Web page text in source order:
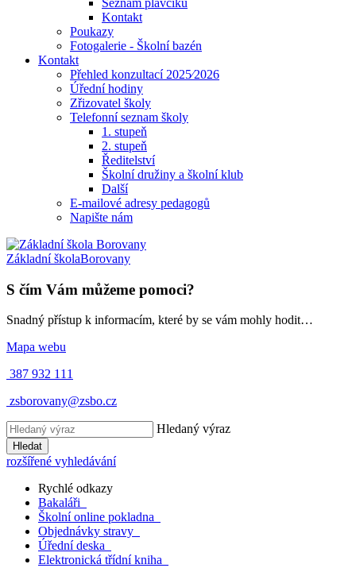
Seznam plavčíků
Kontakt
Poukazy
Fotogalerie - Školní bazén
Kontakt
Přehled konzultací 2025⁄2026
Úřední hodiny
Zřizovatel školy
Telefonní seznam školy
1. stupeň
2. stupeň
Ředitelství
Školní družiny a školní klub
Další
E-mailové adresy pedagogů
Napište nám
Základní školaBorovany
S čím Vám můžeme pomoci?
Snadný přístup k informacím, které by se vám mohly hodit…
Mapa webu
387 932 111
zsborovany@zsbo.cz
Hledaný výraz
Hledat
rozšířené vyhledávání
Rychlé odkazy
Bakaláři
Školní online pokladna
Objednávky stravy
Úřední deska
Elektronická třídní kniha